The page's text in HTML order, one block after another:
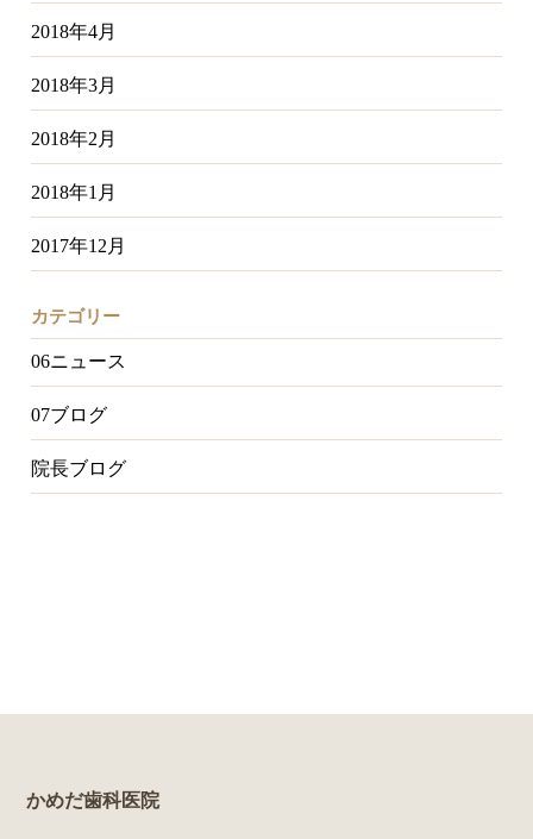
2018年4月
2018年3月
2018年2月
2018年1月
2017年12月
カテゴリー
06ニュース
07ブログ
院長ブログ
かめだ歯科医院